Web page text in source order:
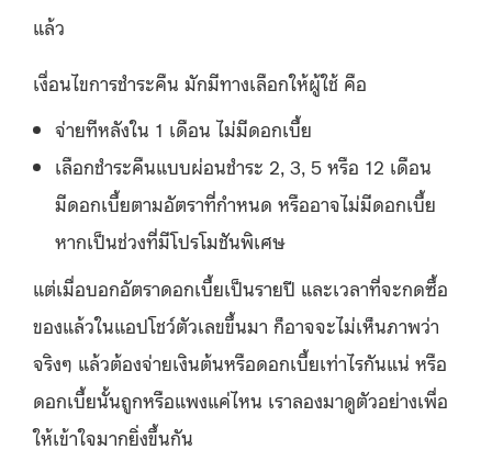
แล้ว
เงื่อนไขการชำระคืน มักมีทางเลือกให้ผู้ใช้ คือ
จ่ายทีหลังใน 1 เดือน ไม่มีดอกเบี้ย
เลือกชำระคืนแบบผ่อนชำระ 2, 3, 5 หรือ 12 เดือน
มีดอกเบี้ยตามอัตราที่กำหนด หรืออาจไม่มีดอกเบี้ย
หากเป็นช่วงที่มีโปรโมชันพิเศษ
แต่เมื่อบอกอัตราดอกเบี้ยเป็นรายปี และเวลาที่จะกดซื้อ
ของแล้วในแอปโชว์ตัวเลขขึ้นมา ก็อาจจะไม่เห็นภาพว่า
จริงๆ แล้วต้องจ่ายเงินต้นหรือดอกเบี้ยเท่าไรกันแน่ หรือ
ดอกเบี้ยนั้นถูกหรือแพงแค่ไหน เราลองมาดูตัวอย่างเพื่อ
ให้เข้าใจมากยิ่งขึ้นกัน